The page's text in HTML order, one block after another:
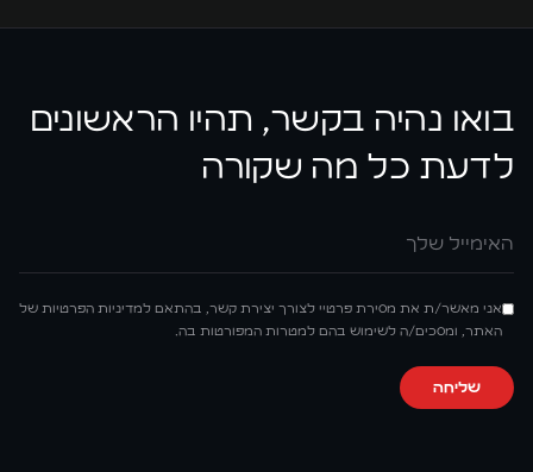
בואו נהיה בקשר, תהיו הראשונים
לדעת כל מה שקורה
אימייל
אני מאשר/ת את מסירת פרטיי לצורך יצירת קשר, בהתאם למדיניות הפרטיות של
האתר, ומסכים/ה לשימוש בהם למטרות המפורטות בה.
שליחה